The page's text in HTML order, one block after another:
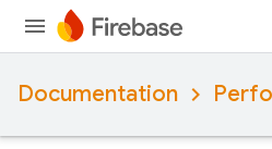
Documentation